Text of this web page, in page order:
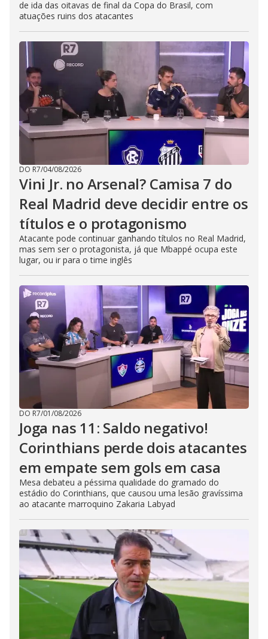
de ida das oitavas de final da Copa do Brasil, com
atuações ruins dos atacantes
DO R7/04/08/2026
Vini Jr. no Arsenal? Camisa 7 do
Real Madrid deve decidir entre os
títulos e o protagonismo
Atacante pode continuar ganhando títulos no Real Madrid,
mas sem ser o protagonista, já que Mbappé ocupa este
lugar, ou ir para o time inglês
DO R7/01/08/2026
Joga nas 11: Saldo negativo!
Corinthians perde dois atacantes
em empate sem gols em casa
Mesa debateu a péssima qualidade do gramado do
estádio do Corinthians, que causou uma lesão gravíssima
ao atacante marroquino Zakaria Labyad